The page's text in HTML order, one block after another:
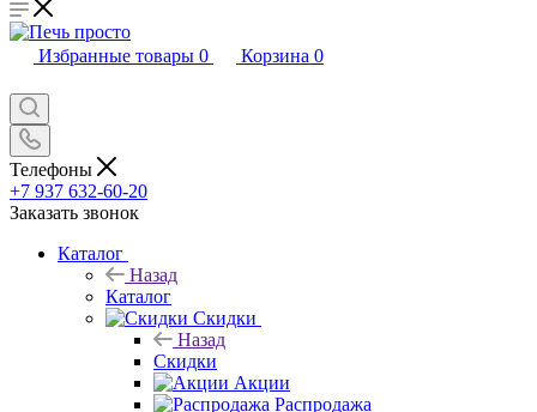
Избранные товары 0 Корзина 0
Телефоны
+7 937 632-60-20
Заказать звонок
Каталог
Назад
Каталог
Скидки
Назад
Скидки
Акции
Распродажа